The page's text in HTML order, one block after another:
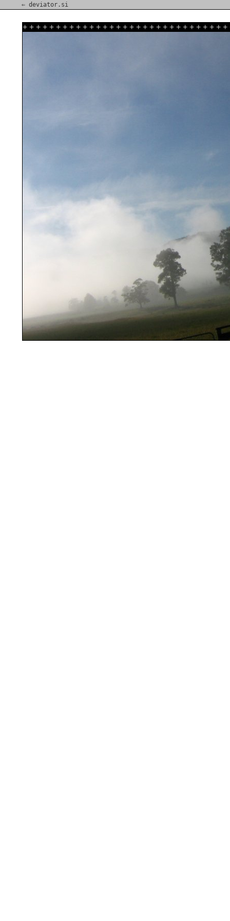
⇐ deviator.si
+ + + + + + + + + + + + + + + + + + + + + + + + + + + + + + +